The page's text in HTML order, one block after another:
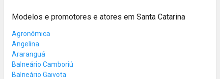
Modelos e promotores e atores em Santa Catarina
Agronômica
Angelina
Araranguá
Balneário Camboriú
Balneário Gaivota